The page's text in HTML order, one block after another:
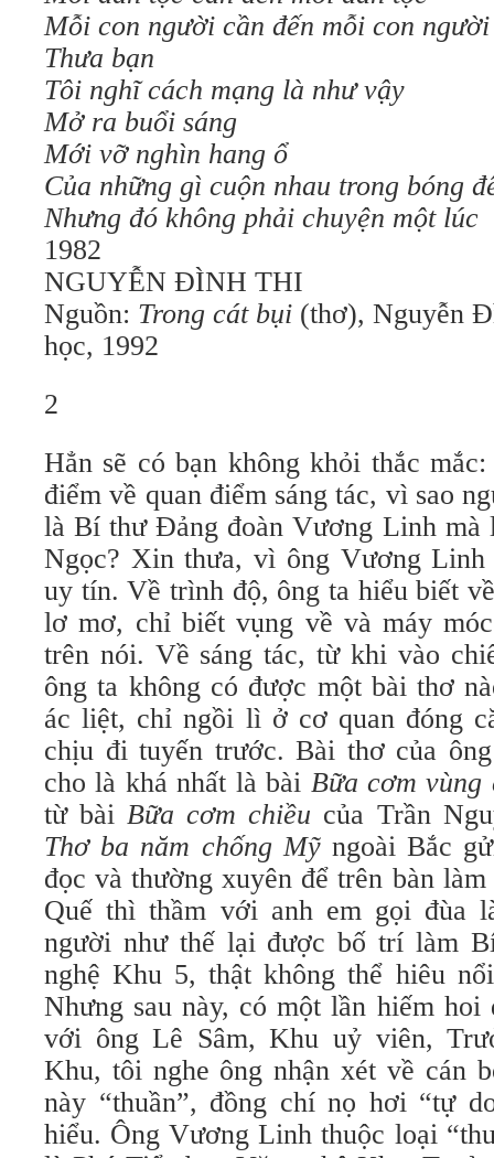
Mỗi con người cần đến mỗi con người
Thưa bạn
Tôi nghĩ cách mạng là như vậy
Mở ra buổi sáng
Mới vỡ nghìn hang ổ
Của những gì cuộn nhau trong bóng
Nhưng đó không phải chuyện một lúc
1982
NGUYỄN ĐÌNH THI
Nguồn: Trong cát bụi (thơ), Nguyễn
học, 1992
2
Hẳn sẽ có bạn không khỏi thắc
điểm về quan điểm sáng tác, vì sao
là Bí thư Đảng đoàn Vương Linh mà
Ngọc? Xin thưa, vì ông Vương
uy tín. Về trình độ, ông ta hiểu biết
lơ mơ, chỉ biết vụng về và máy
trên nói. Về sáng tác, từ khi vào
ông ta không có được một bài thơ
ác liệt, chỉ ngồi lì ở cơ quan đóng
chịu đi tuyến trước. Bài thơ của
cho là khá nhất là bài Bữa cơm vùng
từ bàiBữa cơm chiều của Trần
Thơ ba năm chống Mỹngoài Bắc
đọc và thường xuyên để trên bàn
Quế thì thầm với anh em gọi đùa
người như thế lại được bố trí làm
nghệ Khu 5, thật không thể hiêu
Nhưng sau này, có một lần hiếm
với ông Lê Sâm, Khu uỷ viên,
Khu, tôi nghe ông nhận xét về cán
này “thuần”, đồng chí nọ hơi “tự
hiểu. Ông Vương Linh thuộc loại